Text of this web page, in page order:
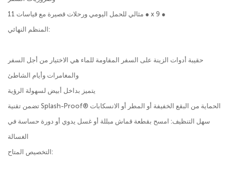
مثالي للحمل اليومي ورحلات قصيرة مع قياسات 11 ● x 9 ●
المنظم النهائي:
حقيبة أدوات الزينة على السفر المقاومة للماء هي الاختيار من أجل السفر
والمغامرات وأيام الشاطئ
يتميز بداخل أبيض لسهولة الرؤية
تضمن تقنية Splash-Proof® الحماية من البقع الخفيفة أو المطر أو الانسكابات
سهل التنظيف: امسح بقطعة قماش مبللة أو غسل يدوي أو دورة حساسة في
الغسالة
التخصيص المتاح: